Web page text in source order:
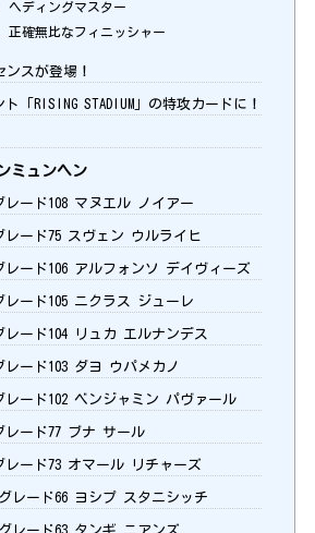
ヘディングマスター
正確無比なフィニッシャー
ンスが登場！
「RISING STADIUM」の特攻カードに！
ミュンヘン
レード108 マヌエル ノイアー
レード75 スヴェン ウルライヒ
レード106 アルフォンソ デイヴィーズ
レード105 ニクラス ジューレ
レード104 リュカ エルナンデス
レード103 ダヨ ウパメカノ
レード102 ベンジャミン パヴァール
レード77 ブナ サール
レード73 オマール リチャーズ
レード66 ヨシプ スタニシッチ